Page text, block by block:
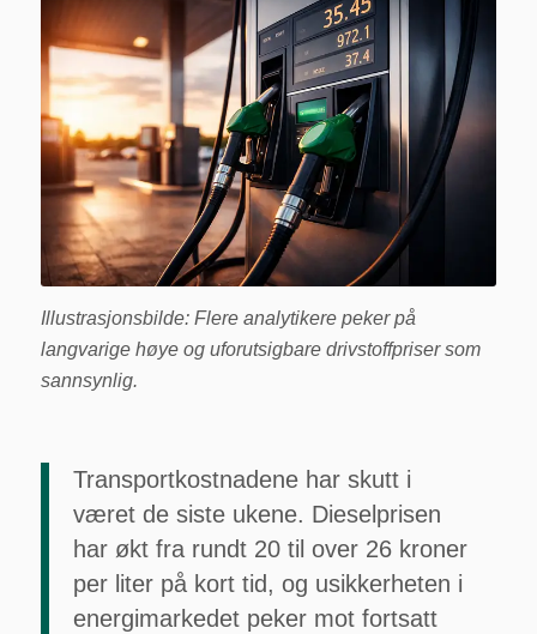
Illustrasjonsbilde: Flere analytikere peker på
langvarige høye og uforutsigbare drivstoffpriser som
sannsynlig.
Transportkostnadene har skutt i
været de siste ukene. Dieselprisen
har økt fra rundt 20 til over 26 kroner
per liter på kort tid, og usikkerheten i
energimarkedet peker mot fortsatt